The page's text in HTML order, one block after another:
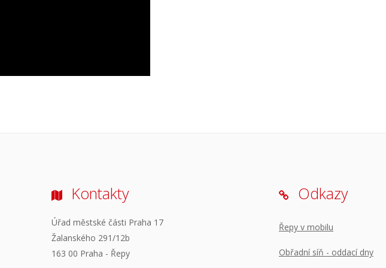
Kontakty
Úřad městské části Praha 17
Žalanského 291/12b
163 00 Praha - Řepy
Odkazy
Řepy v mobilu
Obřadní síň - oddací dny